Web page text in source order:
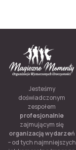
Jesteśmy
doświadczonym
zespołem
profesjonalnie
zajmującym się
organizacją wydarzeń
– od tych najmniejszych